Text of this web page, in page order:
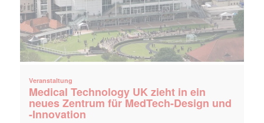
Veranstaltung
Medical Technology UK zieht in ein
neues Zentrum für MedTech-Design und
-Innovation